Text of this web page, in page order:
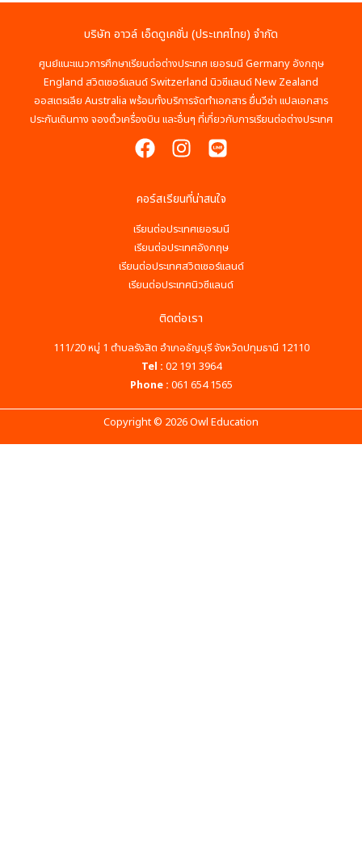
บริษัท อาวล์ เอ็ดดูเคชั่น (ประเทศไทย) จำกัด
ศูนย์แนะแนวการศึกษาเรียนต่อต่างประเทศ เยอรมนี Germany อังกฤษ
England สวิตเซอร์แลนด์ Switzerland นิวซีแลนด์ New Zealand
ออสเตรเลีย Australia พร้อมทั้งบริการจัดทำเอกสาร ยื่นวีซ่า แปลเอกสาร
ประกันเดินทาง จองตั๋วเครื่องบิน และอื่นๆ ที่เกี่ยวกับการเรียนต่อต่างประเทศ
คอร์สเรียนที่น่าสนใจ
เรียนต่อประเทศเยอรมนี
เรียนต่อประเทศอังกฤษ
เรียนต่อประเทศสวิตเซอร์แลนด์
เรียนต่อประเทศนิวซีแลนด์
ติดต่อเรา
111/20 หมู่ 1 ตำบลรังสิต อำเภอธัญบุรี จังหวัดปทุมธานี 12110
Tel : 02 191 3964
Phone : 061 654 1565
Copyright © 2026 Owl Education